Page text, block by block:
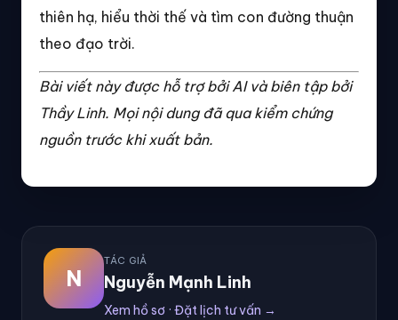
thiên hạ, hiểu thời thế và tìm con đường thuận
theo đạo trời.
Bài viết này được hỗ trợ bởi AI và biên tập bởi
Thầy Linh. Mọi nội dung đã qua kiểm chứng
nguồn trước khi xuất bản.
N
TÁC GIẢ
Nguyễn Mạnh Linh
Xem hồ sơ · Đặt lịch tư vấn →